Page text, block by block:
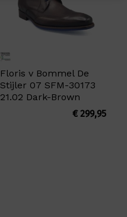
Floris v Bommel De
Stijler 07 SFM-30173
21.02 Dark-Brown
€299,95